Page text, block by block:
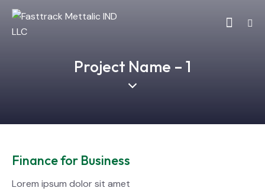
Project Name – 1
Finance for Business
Lorem ipsum dolor sit amet